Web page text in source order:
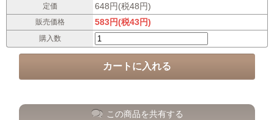
定価 648円(税48円)
販売価格 583円(税43円)
購入数
この商品を共有する